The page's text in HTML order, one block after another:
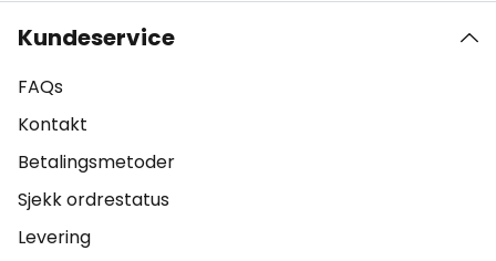
Kundeservice
FAQs
Kontakt
Betalingsmetoder
Sjekk ordrestatus
Levering